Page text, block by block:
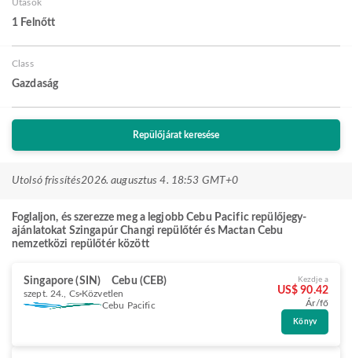
Utasok
1 Felnőtt
Class
Gazdaság
Repülőjárat keresése
Utolsó frissítés2026. augusztus 4. 18:53 GMT+0
Foglaljon, és szerezze meg a legjobb Cebu Pacific repülőjegy-
ajánlatokat Szingapúr Changi repülőtér és Mactan Cebu
nemzetközi repülőtér között
Singapore (SIN) Cebu (CEB)
szept. 24., Cs Közvetlen
Cebu Pacific
Kezdje a
US$ 90.42
Ár/fő
Könyv